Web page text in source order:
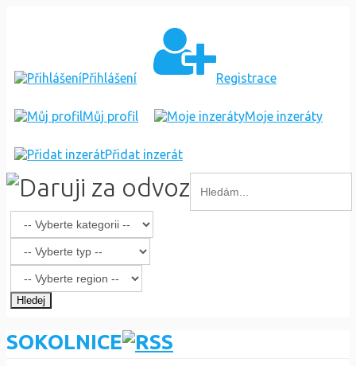
Přihlášení Registrace
Můj profil Moje inzeráty
Přidat inzerát
Hledej
SOKOLNICE